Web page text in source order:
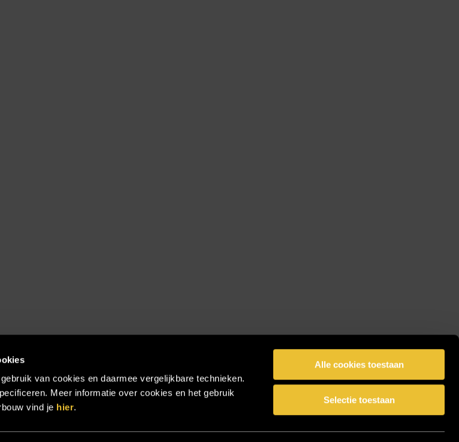
van cookies en daarmee vergelijkbare technieken.
Meer informatie over cookies en het gebruik
vind je hier.
Alle cookies toestaan
Selectie toestaan
facebookpinterestlinkedininstagram